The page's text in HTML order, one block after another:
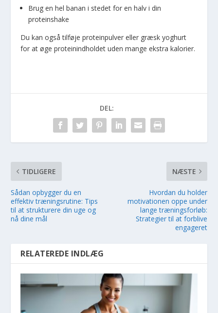
Brug en hel banan i stedet for en halv i din
proteinshake
Du kan også tilføje proteinpulver eller græsk yoghurt
for at øge proteinindholdet uden mange ekstra kalorier.
DEL:
TIDLIGERE
Sådan opbygger du en
effektiv træningsrutine: Tips
til at strukturere din uge og
nå dine mål
NÆSTE
Hvordan du holder
motivationen oppe under
lange træningsforløb:
Strategier til at forblive
engageret
RELATEREDE INDLÆG